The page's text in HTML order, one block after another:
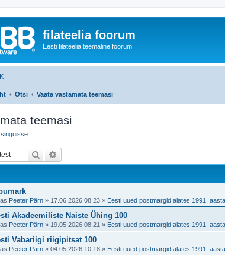
filateelia foorum
Eesti filateelia teemaline foorum
Otsi Vaata vastamata teemasi
teemasi
Otsi
Peeter Pärn » 17.06.2026 08:23 » Eesti uued postmargid alates 1991.
Akadeemiliste Naiste Ühing 100
Peeter Pärn » 19.05.2026 08:21 » Eesti uued postmargid alates 1991.
Vabariigi riigipitsat 100
Peeter Pärn » 04.05.2026 10:18 » Eesti uued postmargid alates 1991.